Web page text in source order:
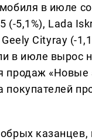
в июле
(-5,1%), Lada
Cityray (-
в июле вырос
продаж